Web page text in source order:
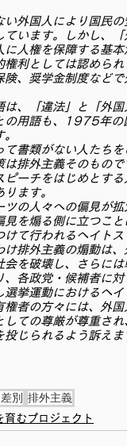
い外国人により国民
ています。しかし、
に人権を保障する基
権利としては認めら
険、奨学金制度など
は、「違法」と「外
の用語も、1975年
て書類がない人たち
は排外主義そのもの
ピーチをはじめとす
ます。
ツの人々への偏見が
見を煽る側に立つこ
けて行われるヘイト
け排外主義の煽動は
会を破壊し、さらに
、各政党・候補者に
選挙運動におけるヘ
権者の方々には、外
しての尊厳が尊重さ
投じられるよう訴えま
別 排外主義
むプロジェクト